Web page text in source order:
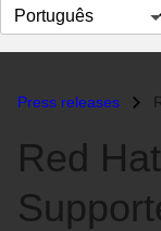
Selecionar
idioma
Press releases
Red